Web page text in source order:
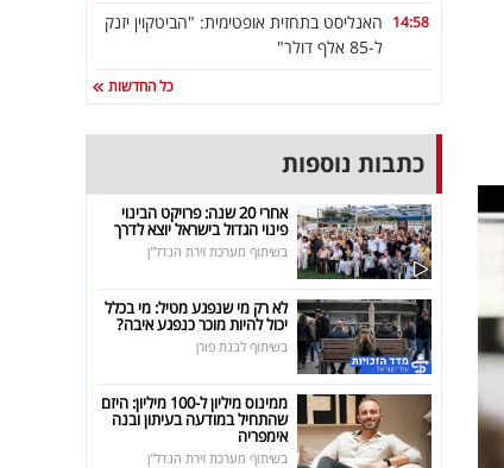
14:58 האנליסט בתחזית אופטימית: "הביטקוין יזנק
ל-85 אלף דולר"
כל החדשות
כתבות נוספות
אחרי 20 שנה: פרויקט הבינוי
פינוי הגדול בישראל יוצא לדרך
בשיתוף מערכת זירת הנדל"ן
לא רק מי שנפגע מטיל: מי בכלל
יכול להיות מוכר כנפגע איבה?
בשיתוף לבנת פורן
ממינוס מיליון ל-100 מיליון: היזם
שהתחיל במודעה בעיתון ובנה
אימפריה
בשיתוף מערכת זירת הנדל"ן